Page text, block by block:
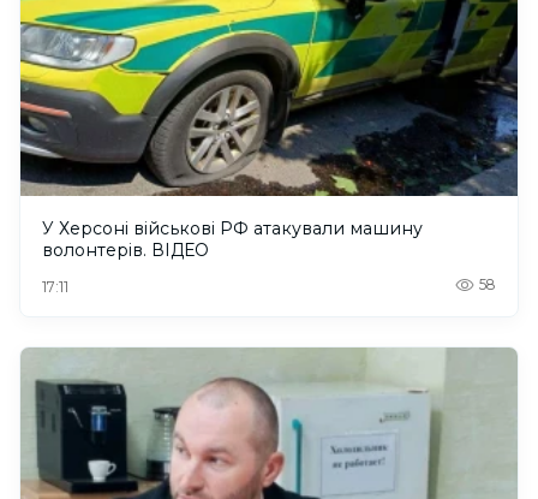
У Херсоні військові РФ атакували машину
волонтерів. ВІДЕО
17:11 58